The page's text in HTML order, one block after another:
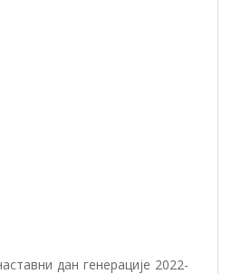
дан генерације 2022-